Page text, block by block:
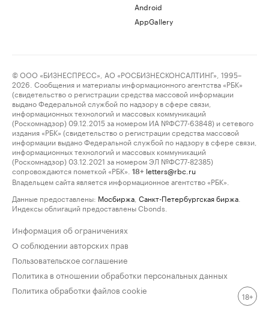
Android
AppGallery
© ООО «БИЗНЕСПРЕСС», АО «РОСБИЗНЕСКОНСАЛТИНГ», 1995–
2026. Сообщения и материалы информационного агентства «РБК»
(свидетельство о регистрации средства массовой информации
выдано Федеральной службой по надзору в сфере связи,
информационных технологий и массовых коммуникаций
(Роскомнадзор) 09.12.2015 за номером ИА №ФС77-63848) и сетевого
издания «РБК» (свидетельство о регистрации средства массовой
информации выдано Федеральной службой по надзору в сфере связи,
информационных технологий и массовых коммуникаций
(Роскомнадзор) 03.12.2021 за номером ЭЛ №ФС77-82385)
сопровождаются пометкой «РБК».
18+ letters@rbc.ru
Владельцем сайта является информационное агентство «РБК».
Данные предоставлены: Мосбиржа Санкт-Петербургская биржа
Индексы облигаций предоставлены Cbonds.
Информация об ограничениях
О соблюдении авторских прав
Пользовательское соглашение
Политика в отношении обработки персональных данных
Политика обработки файлов cookie
18+